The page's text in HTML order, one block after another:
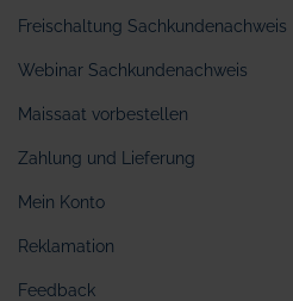
Freischaltung Sachkundenachweis
Webinar Sachkundenachweis
Maissaat vorbestellen
Zahlung und Lieferung
Mein Konto
Reklamation
Feedback